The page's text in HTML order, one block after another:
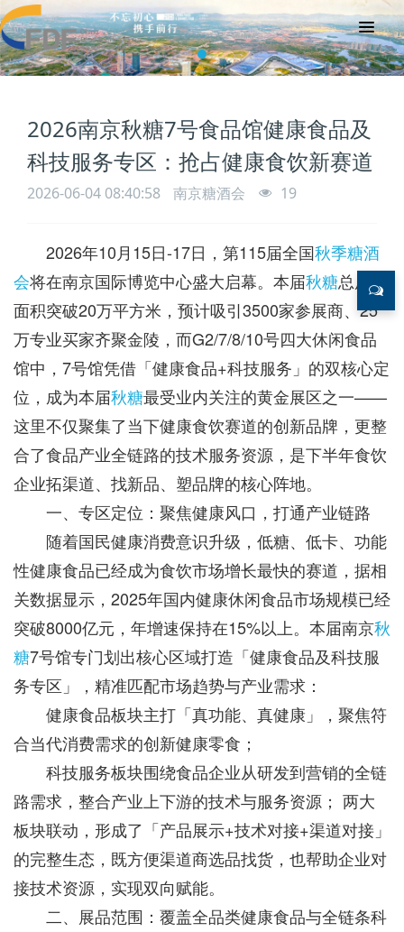
2026南京秋糖7号食品馆健康食品及
科技服务专区：抢占健康食饮新赛道
2026-06-04 08:40:58 南京糖酒会 19
2026年10月15日-17日，第115届全国秋季糖酒
会将在南京国际博览中心盛大启幕。本届秋糖总展览
面积突破20万平方米，预计吸引3500家参展商、25
万专业买家齐聚金陵，而G2/7/8/10号四大休闲食品
馆中，7号馆凭借「健康食品+科技服务」的双核心定
位，成为本届秋糖最受业内关注的黄金展区之一——
这里不仅聚集了当下健康食饮赛道的创新品牌，更整
合了食品产业全链路的技术服务资源，是下半年食饮
企业拓渠道、找新品、塑品牌的核心阵地。
一、专区定位：聚焦健康风口，打通产业链路
随着国民健康消费意识升级，低糖、低卡、功能
性健康食品已经成为食饮市场增长最快的赛道，据相
关数据显示，2025年国内健康休闲食品市场规模已经
突破8000亿元，年增速保持在15%以上。本届南京秋
糖7号馆专门划出核心区域打造「健康食品及科技服
务专区」，精准匹配市场趋势与产业需求：
健康食品板块主打「真功能、真健康」，聚焦符
合当代消费需求的创新健康零食；
科技服务板块围绕食品企业从研发到营销的全链
路需求，整合产业上下游的技术与服务资源； 两大
板块联动，形成了「产品展示+技术对接+渠道对接」
的完整生态，既方便渠道商选品找货，也帮助企业对
接技术资源，实现双向赋能。
二、展品范围：覆盖全品类健康食品与全链条科